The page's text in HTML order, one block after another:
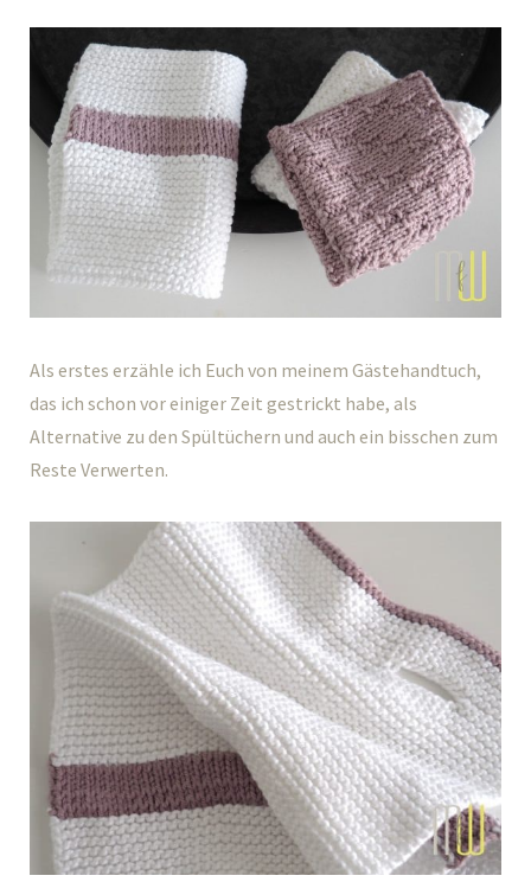
Als erstes erzähle ich Euch von meinem Gästehandtuch,
das ich schon vor einiger Zeit gestrickt habe, als
Alternative zu den Spültüchern und auch ein bisschen zum
Reste Verwerten.